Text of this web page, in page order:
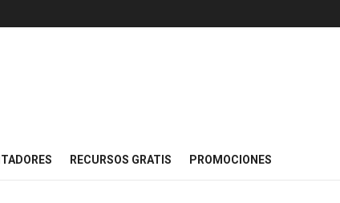
RECURSOS GRATIS PROMOCIONES